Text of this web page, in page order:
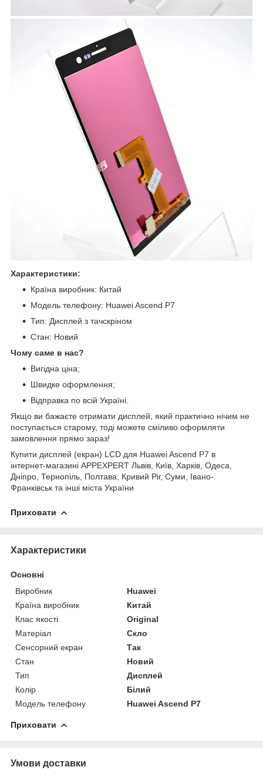
Характеристики:
Країна виробник: Китай
Модель телефону: Huawei Ascend P7
Тип: Дисплей з тачскріном
Стан: Новий
Чому саме в нас?
Вигідна ціна;
Швидке оформлення;
Відправка по всій Україні.
Якщо ви бажаєте отримати дисплей, який практично нічим не
поступається старому, тоді можете сміливо оформляти
замовлення прямо зараз!
Купити дисплей (екран) LCD для Huawei Ascend P7 в
інтернет-магазині APPEXPERT Львів, Київ, Харків, Одеса,
Дніпро, Тернопіль, Полтава, Кривий Ріг, Суми, Івано-
Франківськ та інші міста України
Приховати
Характеристики
Основні
Виробник
Huawei
Країна виробник
Китай
Клас якості
Original
Матеріал
Скло
Сенсорний екран
Так
Стан
Новий
Тип
Дисплей
Колір
Білий
Модель телефону
Huawei Ascend P7
Приховати
Умови доставки